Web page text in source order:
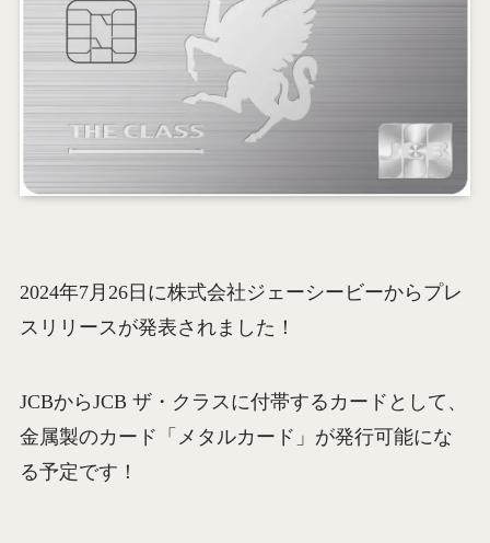
2024年7月26日に株式会社ジェーシービーからプレ
スリリースが発表されました！
JCBからJCB ザ・クラスに付帯するカードとして、
金属製のカード「メタルカード」が発行可能にな
る予定です！